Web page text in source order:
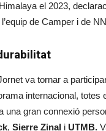
el 2023,
de Camper i de
va tornar a
internacional, totes
una gran connexió
, Sierre Zinal i UTMB.